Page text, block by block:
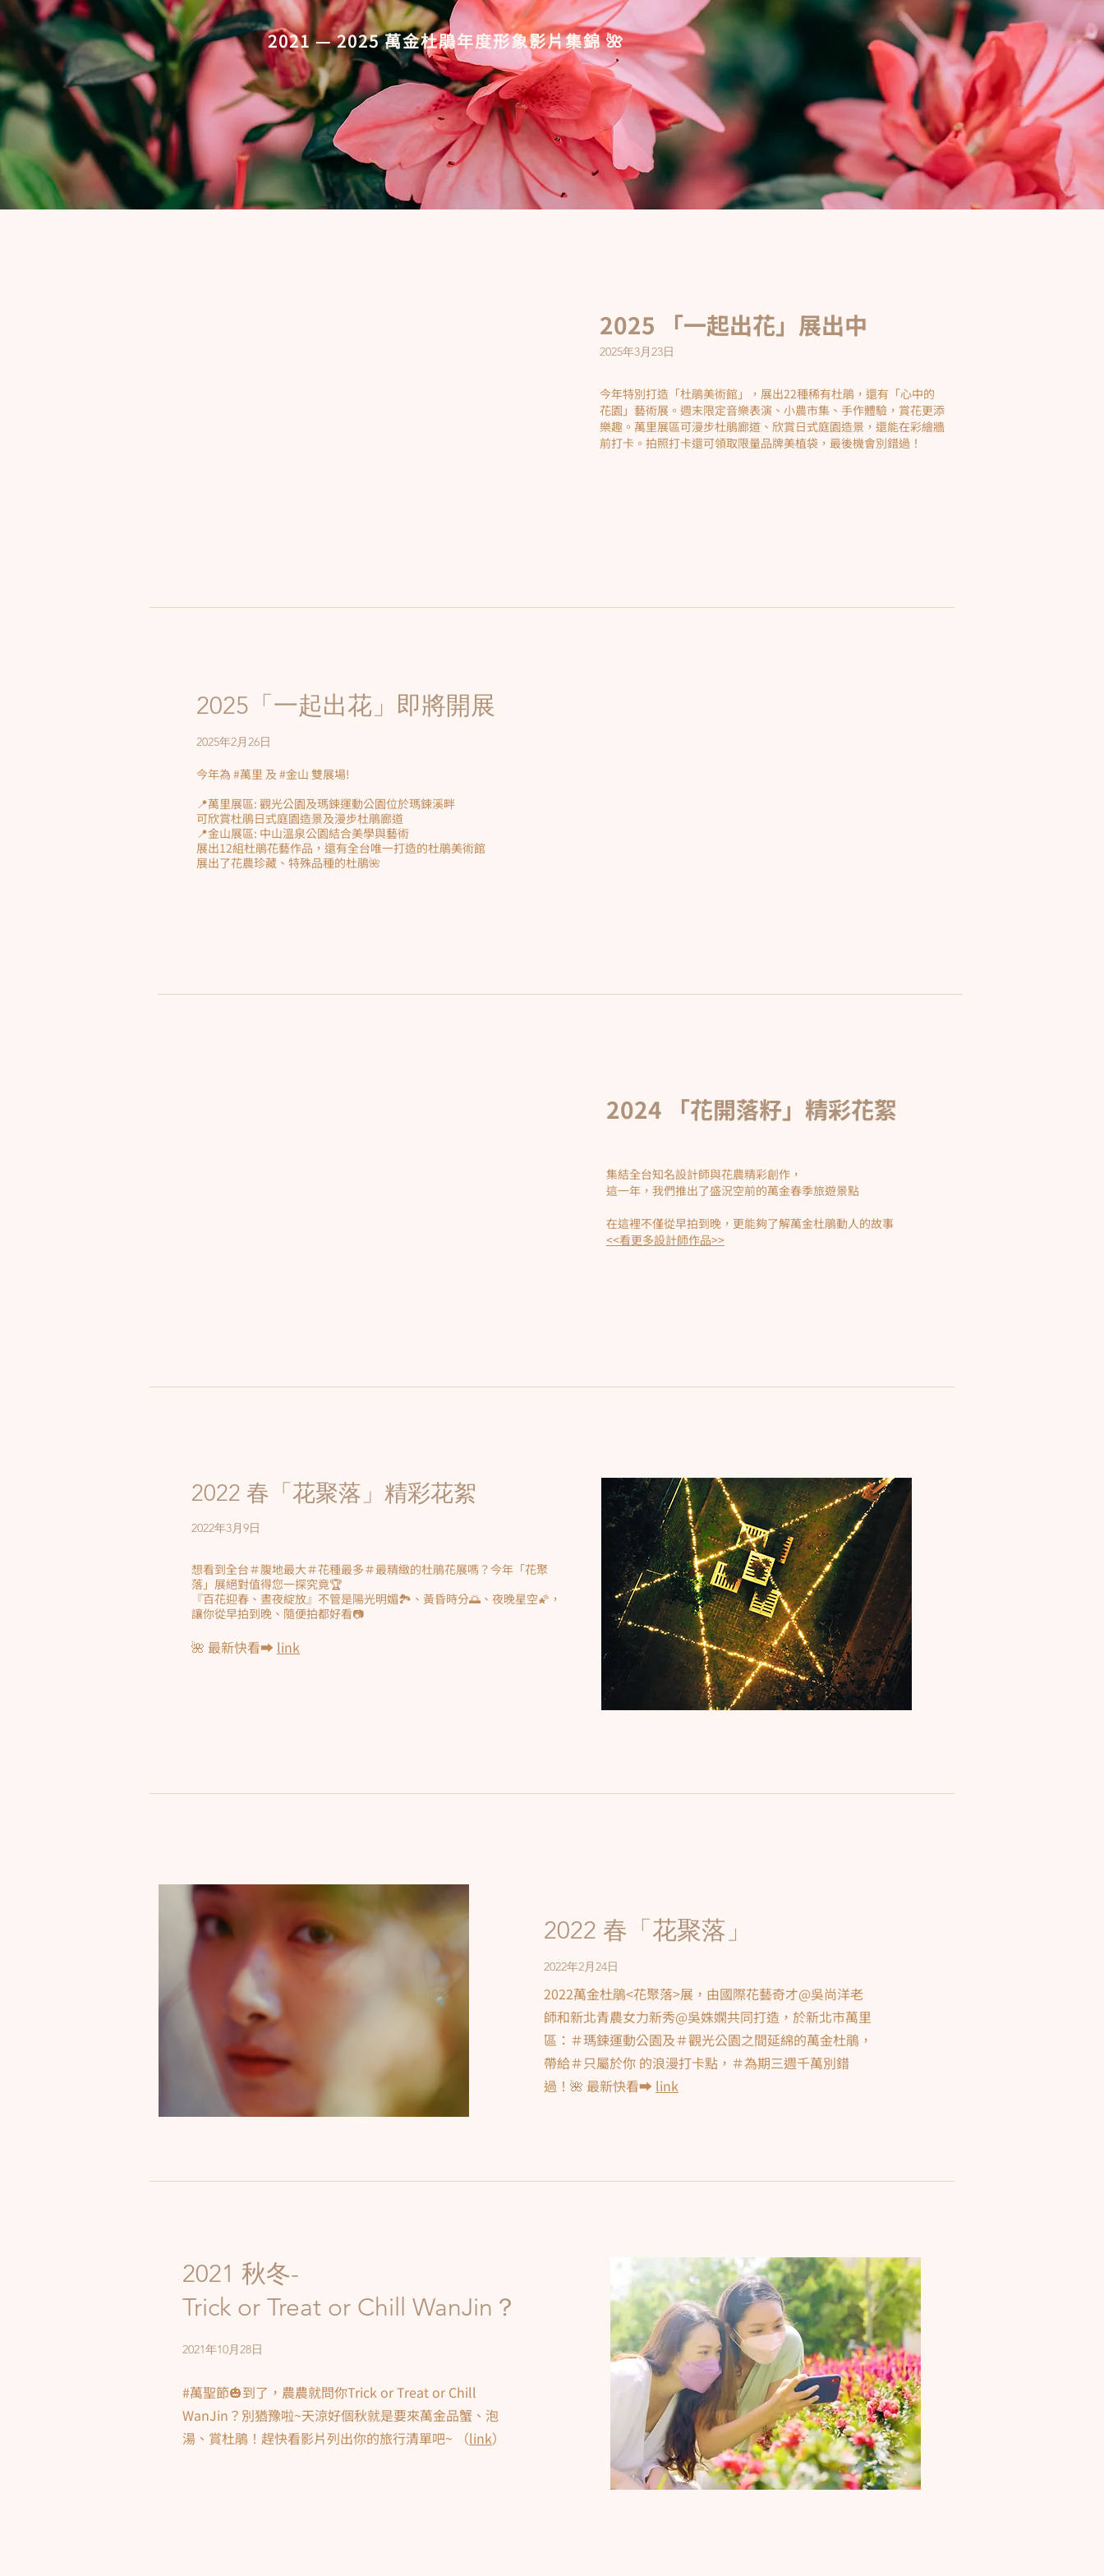
2021 — 2025 萬金杜鵑年度形象影片集錦 🌺
2025 「一起出花」展出中
2025年3月23日
今年特別打造「杜鵑美術館」，展出22種稀有杜鵑，還有「心中的
花園」藝術展。週末限定音樂表演、小農市集、手作體驗，賞花更添
樂趣。萬里展區可漫步杜鵑廊道、欣賞日式庭園造景，還能在彩繪牆
前打卡。拍照打卡還可領取限量品牌美植袋，最後機會別錯過！
2025「一起出花」即將開展
2025年2月26日
今年為 #萬里 及 #金山 雙展場!
📍萬里展區: 觀光公園及瑪鋉運動公園位於瑪鋉溪畔
可欣賞杜鵑日式庭園造景及漫步杜鵑廊道
📍金山展區: 中山溫泉公園結合美學與藝術
展出12組杜鵑花藝作品，還有全台唯一打造的杜鵑美術館
展出了花農珍藏、特殊品種的杜鵑🌺
2024 「花開落籽」精彩花絮
集結全台知名設計師與花農精彩創作，
這一年，我們推出了盛況空前的萬金春季旅遊景點
​在這裡不僅從早拍到晚，更能夠了解萬金杜鵑動人的故事
​<<看更多設計師作品>>
2022 春「花聚落」精彩花絮
2022年3月9日
想看到全台＃腹地最大＃花種最多＃最精緻的杜鵑花展嗎？今年「花聚
落」展絕對值得您一探究竟🏆
『百花迎春、晝夜綻放』不管是陽光明媚🏞、黃昏時分🌅、夜晚星空🌠，
讓你從早拍到晚、隨便拍都好看📷
🌺 最新快看➡️ link
2022 春「花聚落」
2022年2月24日
2022萬金杜鵑<花聚落>展，由國際花藝奇才@吳尚洋老
師和新北青農女力新秀@吳姝嫻共同打造，於新北市萬里
區：＃瑪鋉運動公園及＃觀光公園之間延綿的萬金杜鵑，
帶給＃只屬於你 的浪漫打卡點，＃為期三週千萬別錯
過！🌺 最新快看➡️ link
2021 秋冬-
Trick or Treat or Chill WanJin？
2021年10月28日
#萬聖節🎃到了，農農就問你Trick or Treat or Chill
WanJin？別猶豫啦~天涼好個秋就是要來萬金品蟹、泡
湯、賞杜鵑！趕快看影片列出你的旅行清單吧~ （link）